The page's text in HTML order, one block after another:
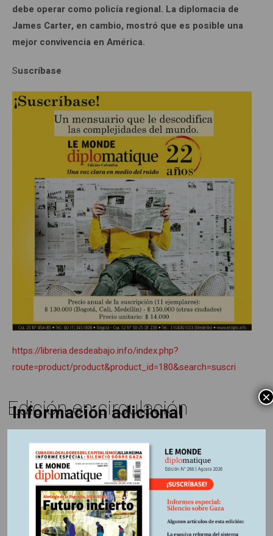
debe operar como policía regional. La diplomacia de
James Carter, en cambio, mostró que es posible una
mejor convivencia en América.
Suscríbase
https://libreria.desdeabajo.info/index.php?
route=product/product&product_id=180&search=suscri
Información adicional
Fuente:Le Monde diplomatique, edición 252 marzo 2024
Otros Artículos
Edición en circulación ×